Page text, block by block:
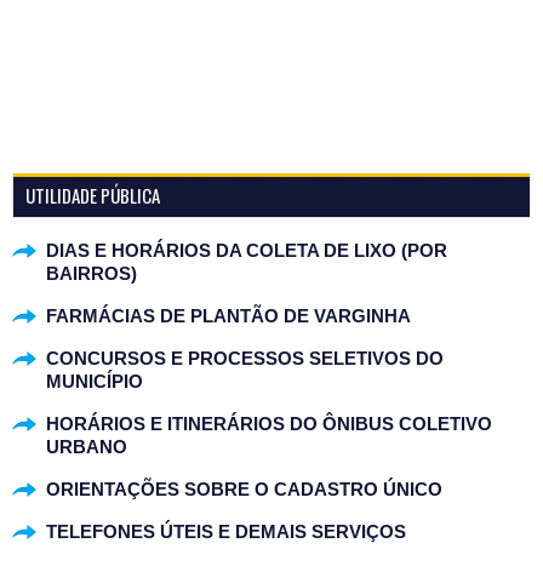
UTILIDADE PÚBLICA
DIAS E HORÁRIOS DA COLETA DE LIXO (POR
BAIRROS)
FARMÁCIAS DE PLANTÃO DE VARGINHA
CONCURSOS E PROCESSOS SELETIVOS DO
MUNICÍPIO
HORÁRIOS E ITINERÁRIOS DO ÔNIBUS COLETIVO
URBANO
ORIENTAÇÕES SOBRE O CADASTRO ÚNICO
TELEFONES ÚTEIS E DEMAIS SERVIÇOS